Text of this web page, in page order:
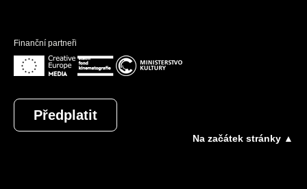
Finanční partneři
Předplatit
Na začátek stránky ▲